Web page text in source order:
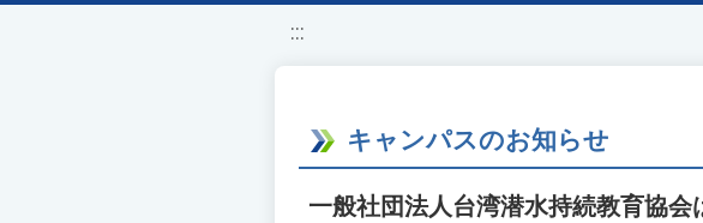
:::
キャンパスのお知らせ
一般社団法人台湾潜水持続教育協